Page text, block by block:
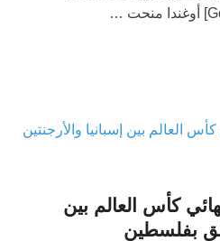
كأس العالم بين
بفلسطين